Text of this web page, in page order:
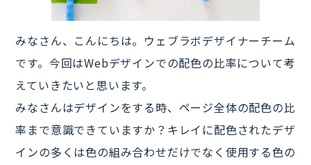
みなさん、こんにちは。ウェブラボデザイナーチーム
です。今回はWebデザインでの配色の比率について考
えていきたいと思います。
みなさんはデザインをする時、ページ全体の配色の比
率まで意識できていますか？キレイに配色されたデザ
インの多くは色の組み合わせだけでなく使用する色の